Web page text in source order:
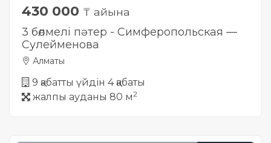
430 000 ₸ айына
3 бөлмелі пәтер - Симферопольская —
Cулейменова
Алматы
9 қабатты үйдін 4 қабаты
жалпы ауданы 80 м2